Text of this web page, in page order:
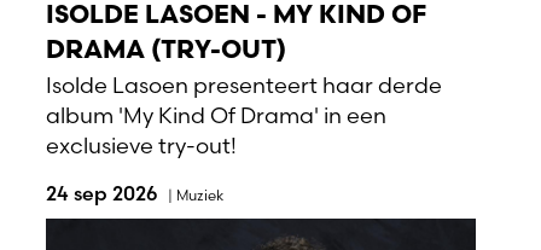
ISOLDE LASOEN - MY KIND OF
DRAMA (TRY-OUT)
Isolde Lasoen presenteert haar derde
album 'My Kind Of Drama' in een
exclusieve try-out!
24 sep 2026 | Muziek